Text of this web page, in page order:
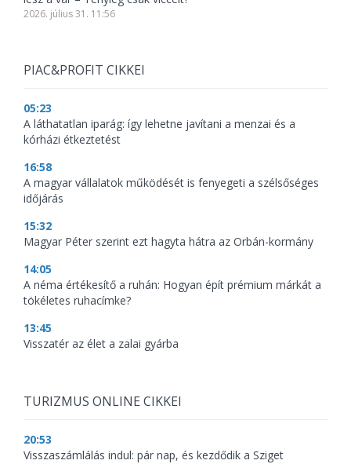
2026. július 31. 11:56
PIAC&PROFIT CIKKEI
05:23
A láthatatlan iparág: így lehetne javítani a menzai és a
kórházi étkeztetést
16:58
A magyar vállalatok működését is fenyegeti a szélsőséges
időjárás
15:32
Magyar Péter szerint ezt hagyta hátra az Orbán-kormány
14:05
A néma értékesítő a ruhán: Hogyan épít prémium márkát a
tökéletes ruhacímke?
13:45
Visszatér az élet a zalai gyárba
TURIZMUS ONLINE CIKKEI
20:53
Visszaszámlálás indul: pár nap, és kezdődik a Sziget